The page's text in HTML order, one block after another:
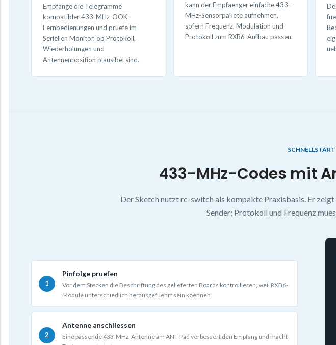
Empfange die Telegramme
kompatibler 433-MHz-OOK-
Fernbedienungen und pruefe im
Seriellen Monitor, ob Protokoll,
Wiederholungen und
Antennenposition plausibel sind.
kann der Empfaenger einfache 433-
MHz-Sensorpakete aufnehmen,
sofern Frequenz, Modulation und
Protokoll zum RXB6-Aufbau passen.
SCHNELLSTART
433-MHz-Codes mit
Der Sketch nutzt rc-switch als kompakte Praxisbasis. Er
Sender; Protokoll und Frequenz
Pinfolge pruefen
Vor dem Stecken die Beschriftung des gelieferten Boards kontrollieren, weil RXB6-
Module unterschiedlich herausgefuehrt sein koennen.
Antenne anschliessen
Eine passende 433-MHz-Antenne am ANT-Pad verbessert den Empfang und macht